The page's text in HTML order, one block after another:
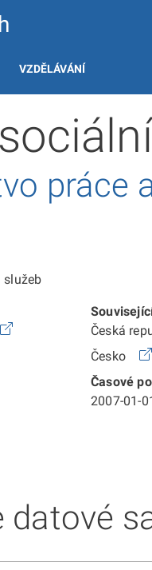
VZDĚLÁVÁNÍ
práce
služeb
Česká
Česko
Časové
2007-01-
datové